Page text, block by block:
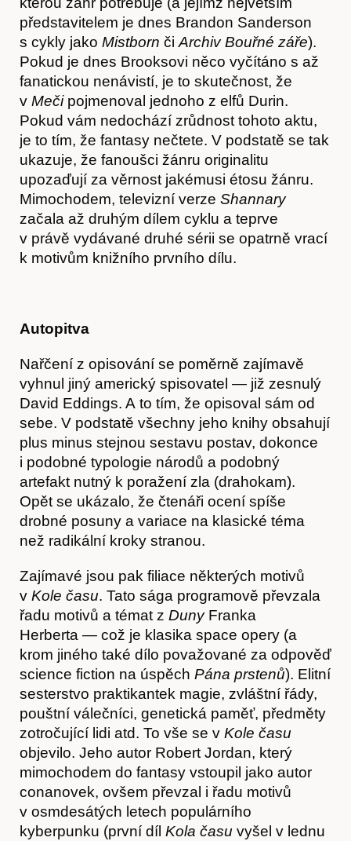
Obchod
představitelem je dnes Brandon Sanderson
s cykly jako Mistborn či Archiv Bouřné záře).
Pokud je dnes Brooksovi něco vyčítáno s až
fanatickou nenávistí, je to skutečnost, že
v Mečipojmenoval jednoho z elfů Durin.
Pokud vám nedochází zrůdnost tohoto aktu,
je to tím, že fantasy nečtete. V podstatě se tak
ukazuje, že fanoušci žánru originalitu
upozaďují za věrnost jakémusi étosu žánru.
Mimochodem, televizní verze Shannary
začala až druhým dílem cyklu a teprve
v právě vydávané druhé sérii se opatrně vrací
k motivům knižního prvního dílu.
Autopitva
Nařčení z opisování se poměrně zajímavě
vyhnul jiný americký spisovatel — již zesnulý
David Eddings. A to tím, že opisoval sám od
sebe. V podstatě všechny jeho knihy obsahují
plus minus stejnou sestavu postav, dokonce
i podobné typologie národů a podobný
artefakt nutný k poražení zla (drahokam).
Opět se ukázalo, že čtenáři ocení spíše
drobné posuny a variace na klasické téma
než radikální kroky stranou.
Zajímavé jsou pak filiace některých motivů
v Kole času. Tato sága programově převzala
řadu motivů a témat z DunyFranka
Herberta — což je klasika space opery (a
krom jiného také dílo považované za odpověď
science fiction na úspěch Pána prstenů). Elitní
sesterstvo praktikantek magie, zvláštní řády,
pouštní válečníci, genetická paměť, předměty
zotročující lidi atd. To vše se v Kole času
objevilo. Jeho autor Robert Jordan, který
mimochodem do fantasy vstoupil jako autor
conanovek, ovšem převzal i řadu motivů
v osmdesátých letech populárního
kyberpunku (první díl Kola času vyšel v lednu